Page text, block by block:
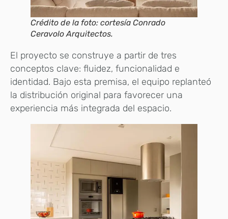
Crédito de la foto: cortesía Conrado
Ceravolo Arquitectos.
El proyecto se construye a partir de tres
conceptos clave: fluidez, funcionalidad e
identidad. Bajo esta premisa, el equipo replanteó
la distribución original para favorecer una
experiencia más integrada del espacio.